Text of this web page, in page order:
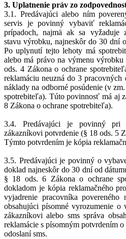
3. Uplatnenie práv zo
3.1. Predávajúci alebo ním
servis je povinný vybaviť
prípadoch, najmä ak sa vyžaduje
stavu výrobku, najneskôr do 30 dní
Po uplynutí tejto lehoty má
alebo má právo na výmenu
ods. 4 Zákona o ochrane
reklamáciu neuzná do 3
náklady na odborné posúdenie (v
spotrebiteľa). Túto povinnosť má aj
8 Zákona o ochrane spotrebiteľa).
3.4. Predávajúci je povinný pri
zákazníkovi potvrdenie (§ 18 ods. 5
Týmto potvrdením je kópia
3.5. Predávajúci je povinný o
doklad najneskôr do 30 dní od
§ 18 ods. 6 Zákona o ochrane
dokladom je kópia reklamačného
vyjadrenie pracovníka povereného
obsahujúci písomné vyrozumenie o
zákazníkovi alebo sms správa
reklamácie s písomným potvrdením
odoslaní sms.